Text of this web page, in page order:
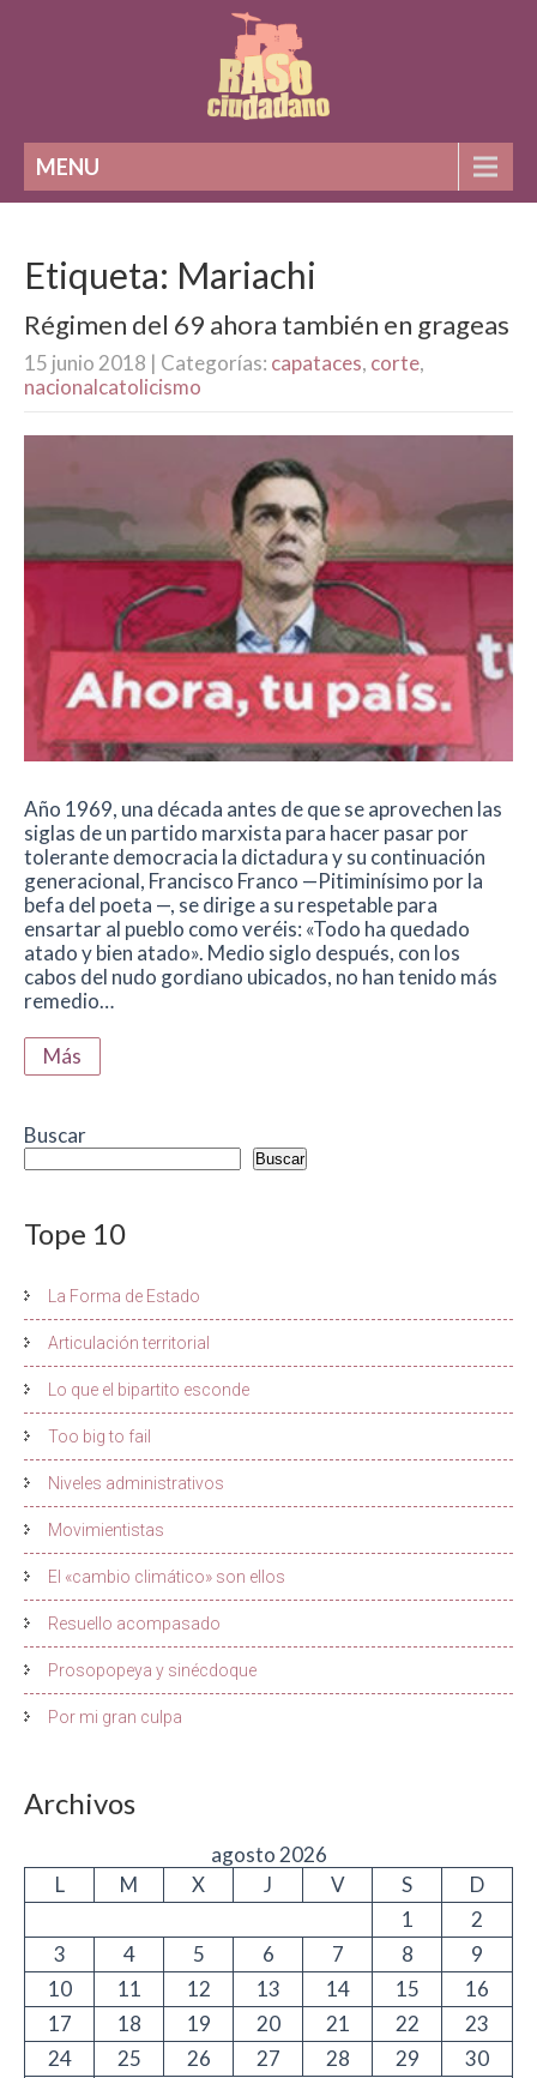
MENU
Etiqueta: Mariachi
Régimen del 69 ahora también en grageas
15 junio 2018 | Categorías: capataces, corte,
nacionalcatolicismo
Año 1969, una década antes de que se aprovechen las
siglas de un partido marxista para hacer pasar por
tolerante democracia la dictadura y su continuación
generacional, Francisco Franco —Pitiminísimo por la
befa del poeta —, se dirige a su respetable para
ensartar al pueblo como veréis: «Todo ha quedado
atado y bien atado». Medio siglo después, con los
cabos del nudo gordiano ubicados, no han tenido más
remedio…
Más
Buscar
Buscar
Tope 10
La Forma de Estado
Articulación territorial
Lo que el bipartito esconde
Too big to fail
Niveles administrativos
Movimientistas
El «cambio climático» son ellos
Resuello acompasado
Prosopopeya y sinécdoque
Por mi gran culpa
Archivos
agosto 2026
L
M X J V S
D
1
2
3
4 5 6 7 8
9
10
11 12 13 14 15
16
17
18 19 20 21 22
23
24
25 26 27 28 29
30